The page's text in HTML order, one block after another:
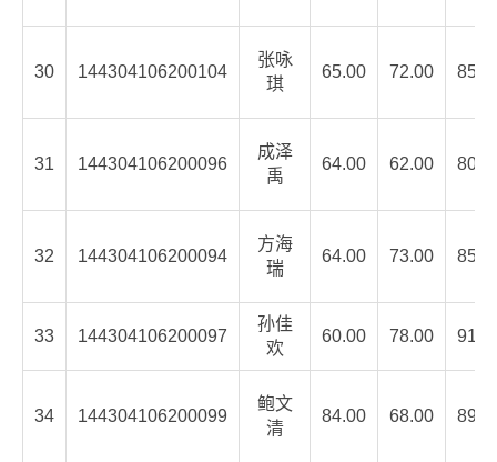
30 144304106200104
张咏
琪
65.00 72.00
31 144304106200096
成泽
禹
64.00 62.00
32 144304106200094
方海
瑞
64.00 73.00
33 144304106200097
孙佳
欢
60.00 78.00
34 144304106200099
鲍文
清
84.00 68.00